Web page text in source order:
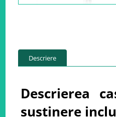
Descriere
Descrierea
sustinere